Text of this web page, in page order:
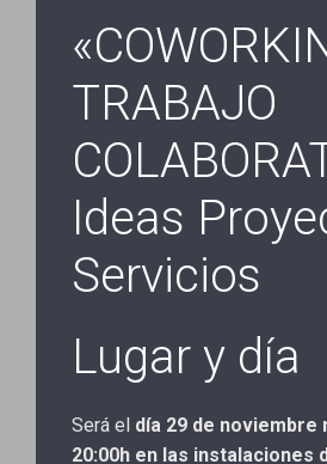
TRABAJO
Ideas
Servicios
Lugar y día
Será el día 29 de noviembre
20:00h en las instalaciones